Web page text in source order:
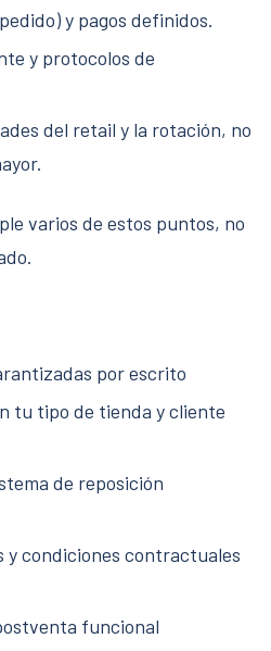
y pagos definidos.
y protocolos de
del retail y la rotación, no
varios de estos puntos, no
por escrito
tu tipo de tienda y cliente
de reposición
y condiciones contractuales
funcional